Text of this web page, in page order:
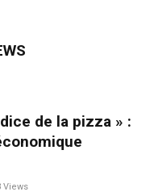
de la pizza » :
Views